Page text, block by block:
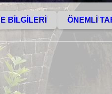
BİLGİLERİ ÖNEMLİ